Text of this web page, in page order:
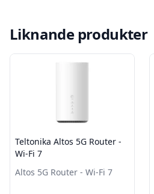
Liknande produkter
Teltonika Altos 5G Router -
Wi-Fi 7
Altos 5G Router - Wi-Fi 7